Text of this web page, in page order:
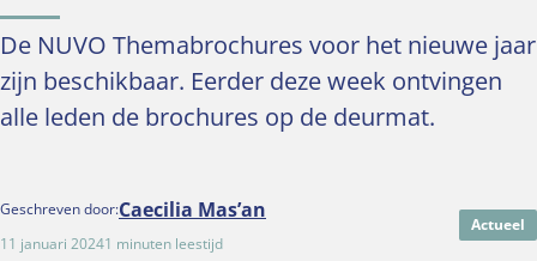
Optiekcentrum
De NUVO Themabrochures voor het nieuwe jaar
zijn beschikbaar. Eerder deze week ontvingen
alle leden de brochures op de deurmat.
Geschreven door:Caecilia Mas’an
11 januari 20241 minuten leestijd
Actueel